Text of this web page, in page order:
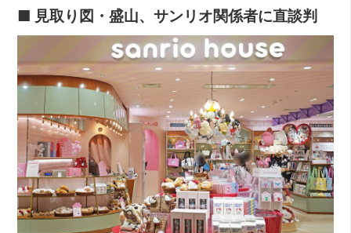
■ 見取り図・盛山、サンリオ関係者に直談判